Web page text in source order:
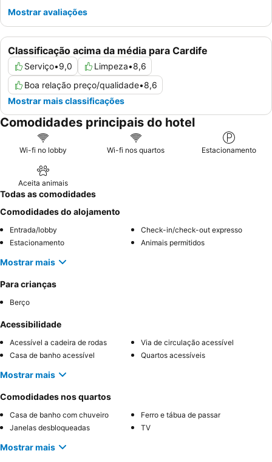
Classificação acima da média para Cardife
Serviço•9,0 Limpeza•8,6
Boa relação preço/qualidade•8,6
Mostrar mais classificações
Mostrar avaliações
Comodidades principais do hotel
Wi-fi no lobby Wi-fi nos quartos Estacionamento
Aceita animais
Todas as comodidades
Comodidades do alojamento
Entrada/lobby
Check-in/check-out expresso
Estacionamento
Animais permitidos
Mostrar mais
Para crianças
Berço
Acessibilidade
Acessível a cadeira de rodas
Via de circulação acessível
Casa de banho acessível
Quartos acessíveis
Mostrar mais
Comodidades nos quartos
Casa de banho com chuveiro
Ferro e tábua de passar
Janelas desbloqueadas
TV
Mostrar mais